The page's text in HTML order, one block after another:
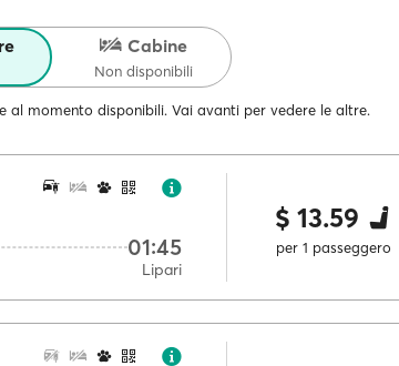
Cabine
Non disponibili
al momento disponibili. Vai avanti per vedere le altre.
01:45
Lipari
$ 13.59
per 1 passeggero